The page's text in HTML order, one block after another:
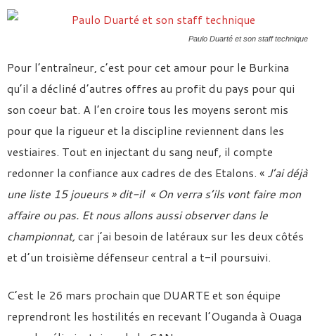
Paulo Duarté et son staff technique
Pour l’entraîneur, c’est pour cet amour pour le Burkina
qu’il a décliné d’autres offres au profit du pays pour qui
son coeur bat. A l’en croire tous les moyens seront mis
pour que la rigueur et la discipline reviennent dans les
vestiaires. Tout en injectant du sang neuf, il compte
redonner la confiance aux cadres de des Etalons. « J’ai déjà
une liste 15 joueurs » dit-il « On verra s’ils vont faire mon
affaire ou pas. Et nous allons aussi observer dans le
championnat, car j’ai besoin de latéraux sur les deux côtés
et d’un troisième défenseur central a t-il poursuivi.
C’est le 26 mars prochain que DUARTE et son équipe
reprendront les hostilités en recevant l’Ouganda à Ouaga